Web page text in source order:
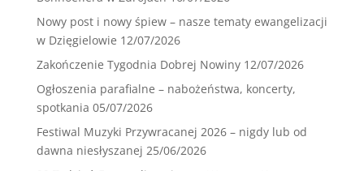
Nowy post i nowy śpiew – nasze tematy ewangelizacji
w Dzięgielowie 12/07/2026
Zakończenie Tygodnia Dobrej Nowiny 12/07/2026
Ogłoszenia parafialne – nabożeństwa, koncerty,
spotkania 05/07/2026
Festiwal Muzyki Przywracanej 2026 – nigdy lub od
dawna niesłyszanej 25/06/2026